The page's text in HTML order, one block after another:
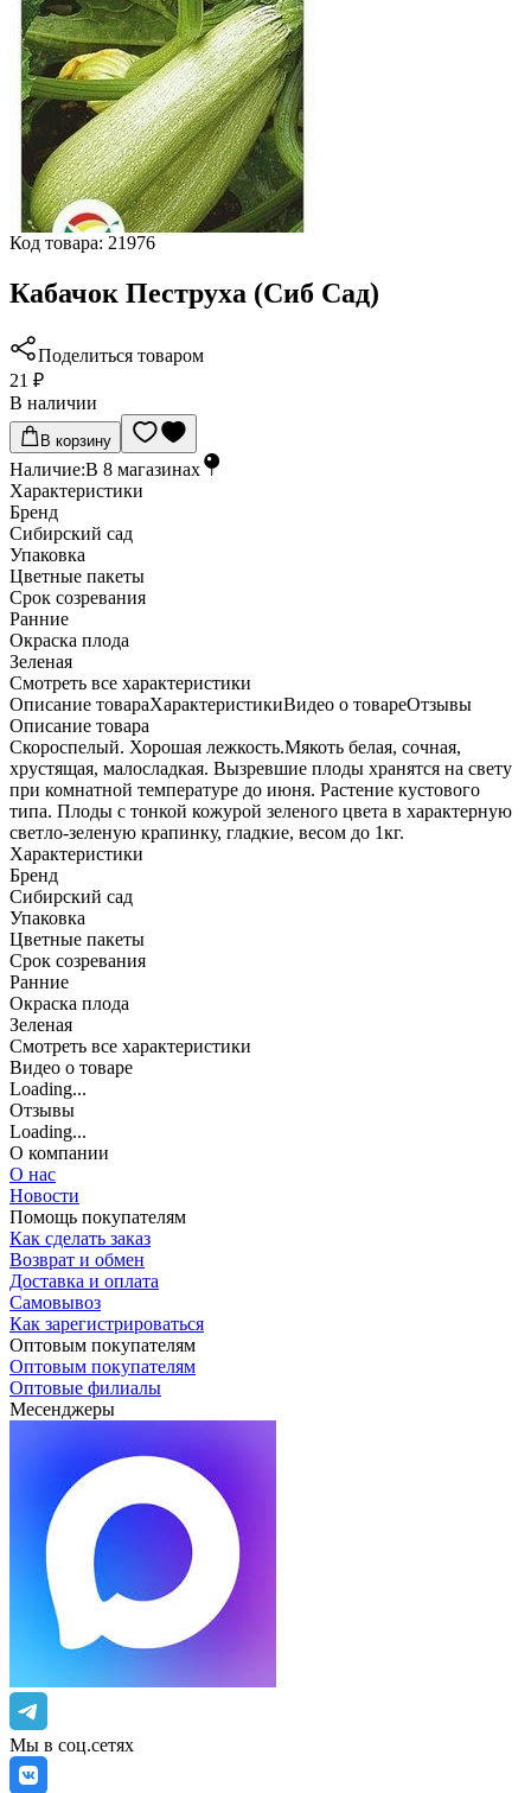
Код товара: 21976
Кабачок Пеструха (Сиб Сад)
Поделиться товаром
21 ₽
В наличии
В корзину
Наличие:В 8 магазинах
Характеристики
Бренд
Сибирский сад
Упаковка
Цветные пакеты
Срок созревания
Ранние
Окраска плода
Зеленая
Cмотреть все характеристики
Описание товараХарактеристикиВидео о товареОтзывы
Описание товара
Скороспелый. Хорошая лежкость.Мякоть белая, сочная,
хрустящая, малосладкая. Вызревшие плоды хранятся на свету
при комнатной температуре до июня. Растение кустового
типа. Плоды с тонкой кожурой зеленого цвета в характерную
светло-зеленую крапинку, гладкие, весом до 1кг.
Характеристики
Бренд
Сибирский сад
Упаковка
Цветные пакеты
Срок созревания
Ранние
Окраска плода
Зеленая
Cмотреть все характеристики
Видео о товаре
Loading...
Отзывы
Loading...
О компании
О нас
Новости
Помощь покупателям
Как сделать заказ
Возврат и обмен
Доставка и оплата
Самовывоз
Как зарегистрироваться
Оптовым покупателям
Оптовым покупателям
Оптовые филиалы
Месенджеры
Мы в соц.сетях